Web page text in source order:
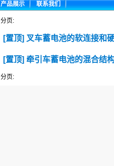
产品展示 联系我们
分页:
[置顶] 叉车蓄电池的软连接和
[置顶] 牵引车蓄电池的混合结
分页: